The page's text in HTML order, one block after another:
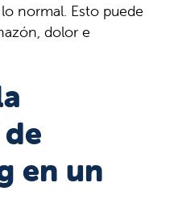
normal. Esto puede
dolor e
en un